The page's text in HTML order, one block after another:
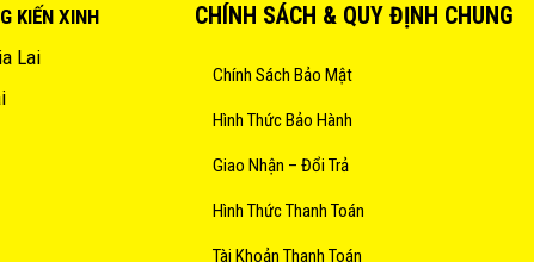
KIẾN XINH
Lai
CHÍNH SÁCH & QUY ĐỊNH CHUNG
Chính Sách Bảo Mật
Hình Thức Bảo Hành
Giao Nhận – Đổi Trả
Hình Thức Thanh Toán
Tài Khoản Thanh Toán